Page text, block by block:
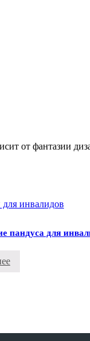
от фантазии
пандуса для